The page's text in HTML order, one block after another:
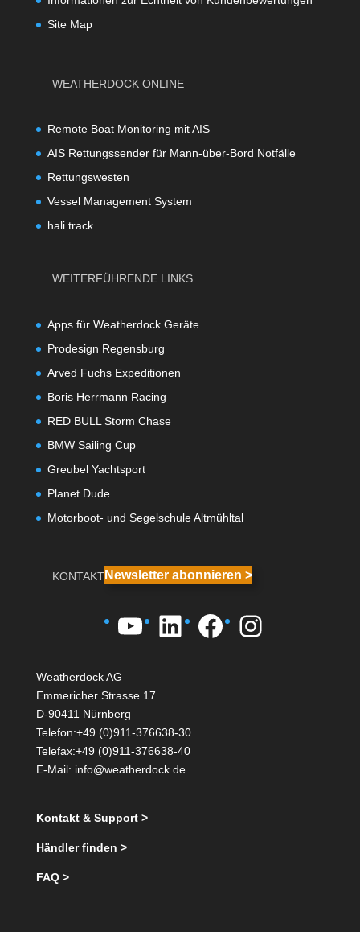
Site Map
WEATHERDOCK ONLINE
Remote Boat Monitoring mit AIS
AIS Rettungssender für Mann-über-Bord Notfälle
Rettungswesten
Vessel Management System
hali track
WEITERFÜHRENDE LINKS
Apps für Weatherdock Geräte
Prodesign Regensburg
Arved Fuchs Expeditionen
Boris Herrmann Racing
RED BULL Storm Chase
BMW Sailing Cup
Greubel Yachtsport
Planet Dude
Motorboot- und Segelschule Altmühltal
KONTAKTNewsletter abonnieren >
YouTube
LinkedIn
Facebook
Weatherdock AG
Emmericher Strasse 17
D-90411 Nürnberg
Telefon:+49 (0)911-376638-30
Telefax:+49 (0)911-376638-40
E-Mail: info@weatherdock.de
Kontakt & Support >
Händler finden >
FAQ >